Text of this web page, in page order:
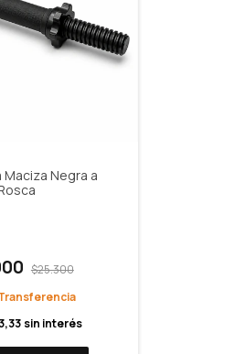
Maciza Negra a
$25.300
sin interés